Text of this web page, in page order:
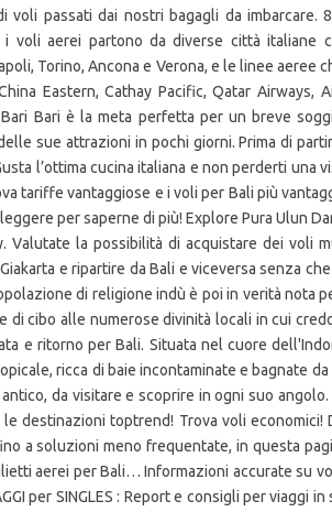
voli passati dai nostri bagagli da imbarcare.
i voli aerei partono da diverse città italiane
Torino, Ancona e Verona, e le linee
Eastern, Cathay Pacific, Qatar Airways,
Bari è la meta perfetta per un breve
sue attrazioni in pochi giorni. Prima di
l’ottima cucina italiana e non perderti una
tariffe vantaggiose e i voli per Bali più
per saperne di più! Explore Pura Ulun
Valutate la possibilità di acquistare dei voli
e ripartire da Bali e viceversa senza
di religione indù è poi in verità nota
cibo alle numerose divinità locali in cui
e ritorno per Bali. Situata nel cuore
ricca di baie incontaminate e bagnate
da visitare e scoprire in ogni suo
destinazioni toptrend! Trova voli
a soluzioni meno frequentate, in questa
aerei per Bali… Informazioni accurate su
per SINGLES : Report e consigli per